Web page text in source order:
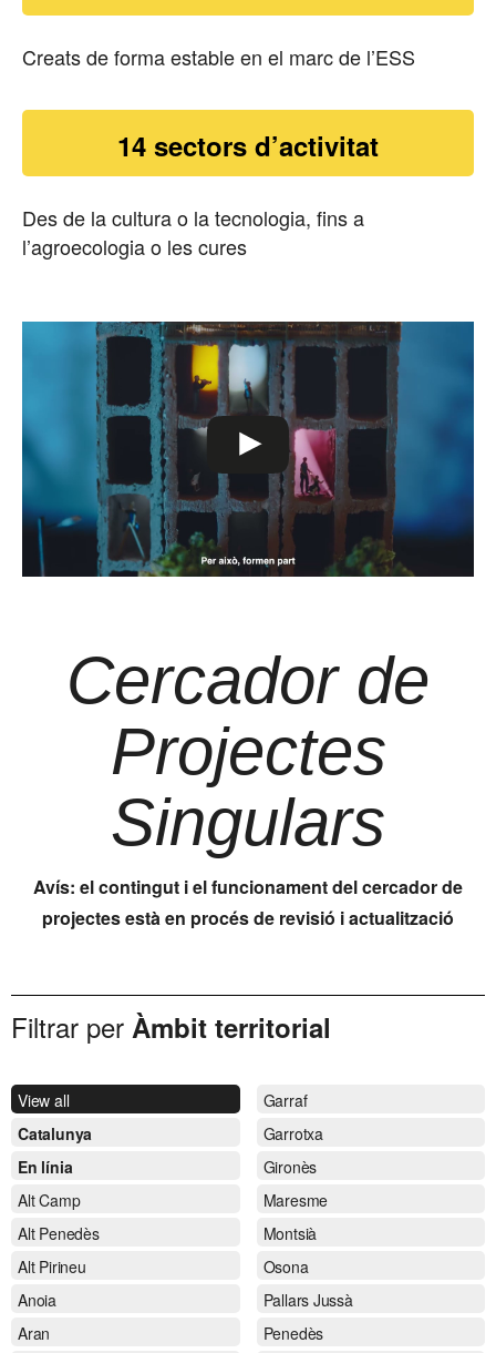
Creats de forma estable en el marc de l’ESS
14 sectors d’activitat
Des de la cultura o la tecnologia, fins a
l’agroecologia o les cures
Cercador de
Projectes
Singulars
Avís: el contingut i el funcionament del cercador de
projectes està en procés de revisió i actualització
Filtrar per Àmbit territorial
View all
Catalunya
En línia
Alt Camp
Alt Penedès
Alt Pirineu
Anoia
Aran
Garraf
Garrotxa
Gironès
Maresme
Montsià
Osona
Pallars Jussà
Penedès